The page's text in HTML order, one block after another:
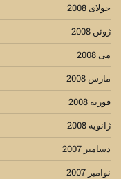
جولای 2008
ژوئن 2008
می 2008
مارس 2008
فوریه 2008
ژانویه 2008
دسامبر 2007
نوامبر 2007